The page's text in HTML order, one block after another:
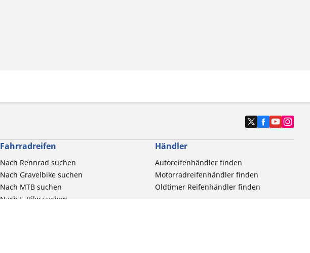
Fahrradreifen
Nach Rennrad suchen
Nach Gravelbike suchen
Nach MTB suchen
Nach E-Bike suchen
Händler
Autoreifenhändler finden
Motorradreifenhändler finden
Oldtimer Reifenhändler finden